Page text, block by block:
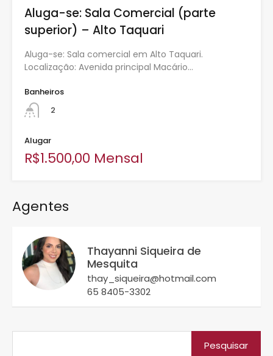
Aluga-se: Sala Comercial (parte
superior) – Alto Taquari
Aluga-se: Sala comercial em Alto Taquari.
Localização: Avenida principal Macário…
Banheiros
2
Alugar
R$1.500,00 Mensal
Agentes
Thayanni Siqueira de
Mesquita
thay_siqueira@hotmail.com
65 8405-3302